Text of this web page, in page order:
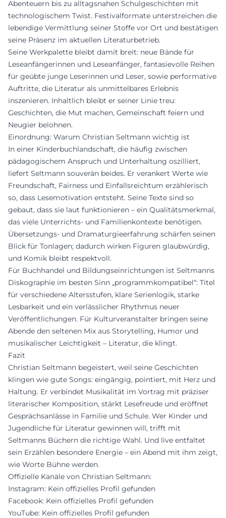
Abenteuern bis zu alltagsnahen Schulgeschichten mit
technologischem Twist. Festivalformate unterstreichen die
lebendige Vermittlung seiner Stoffe vor Ort und bestätigen
seine Präsenz im aktuellen Literaturbetrieb.
Seine Werkpalette bleibt damit breit: neue Bände für
Leseanfängerinnen und Leseanfänger, fantasievolle Reihen
für geübte junge Leserinnen und Leser, sowie performative
Auftritte, die Literatur als unmittelbares Erlebnis
inszenieren. Inhaltlich bleibt er seiner Linie treu:
Geschichten, die Mut machen, Gemeinschaft feiern und
Neugier belohnen.
Einordnung: Warum Christian Seltmann wichtig ist
In einer Kinderbuchlandschaft, die häufig zwischen
pädagogischem Anspruch und Unterhaltung oszilliert,
liefert Seltmann souverän beides. Er verankert Werte wie
Freundschaft, Fairness und Einfallsreichtum erzählerisch
so, dass Lesemotivation entsteht. Seine Texte sind so
gebaut, dass sie laut funktionieren – ein Qualitätsmerkmal,
das viele Unterrichts- und Familienkontexte benötigen.
Übersetzungs- und Dramaturgieerfahrung schärfen seinen
Blick für Tonlagen; dadurch wirken Figuren glaubwürdig,
und Komik bleibt respektvoll.
Für Buchhandel und Bildungseinrichtungen ist Seltmanns
Diskographie im besten Sinn „programmkompatibel“: Titel
für verschiedene Altersstufen, klare Serienlogik, starke
Lesbarkeit und ein verlässlicher Rhythmus neuer
Veröffentlichungen. Für Kulturveranstalter bringen seine
Abende den seltenen Mix aus Storytelling, Humor und
musikalischer Leichtigkeit – Literatur, die klingt.
Fazit
Christian Seltmann begeistert, weil seine Geschichten
klingen wie gute Songs: eingängig, pointiert, mit Herz und
Haltung. Er verbindet Musikalität im Vortrag mit präziser
literarischer Komposition, stärkt Lesefreude und eröffnet
Gesprächsanlässe in Familie und Schule. Wer Kinder und
Jugendliche für Literatur gewinnen will, trifft mit
Seltmanns Büchern die richtige Wahl. Und live entfaltet
sein Erzählen besondere Energie – ein Abend mit ihm zeigt,
wie Worte Bühne werden.
Offizielle Kanäle von Christian Seltmann:
Instagram: Kein offizielles Profil gefunden
Facebook: Kein offizielles Profil gefunden
YouTube: Kein offizielles Profil gefunden